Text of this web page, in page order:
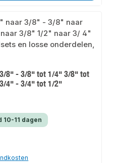
8" - 3/8" tot 1/4" 3/8" tot
4" - 3/4" tot 1/2"
11 dagen